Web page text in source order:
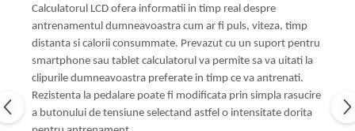
Calculatorul LCD ofera informatii in timp real despre
antrenamentul dumneavoastra cum ar fi puls, viteza, timp
distanta si calorii consummate. Prevazut cu un suport pentru
smartphone sau tablet calculatorul va permite sa va uitati la
clipurile dumneavoastra preferate in timp ce va antrenati.
Rezistenta la pedalare poate fi modificata prin simpla rasucire
a butonului de tensiune selectand astfel o intensitate dorita